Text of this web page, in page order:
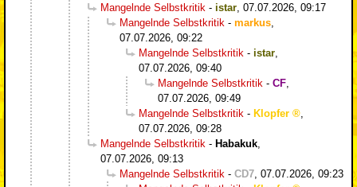
Mangelnde Selbstkritik - istar 07.07.2026, 09:17
Mangelnde Selbstkritik - markus
07.07.2026, 09:22
Mangelnde Selbstkritik - istar
07.07.2026, 09:40
Mangelnde Selbstkritik - CF
07.07.2026, 09:49
Mangelnde Selbstkritik - Klopfer
07.07.2026, 09:28
Mangelnde Selbstkritik - Habakuk
07.07.2026, 09:13
Mangelnde Selbstkritik - CD7 07.07.2026, 09:23